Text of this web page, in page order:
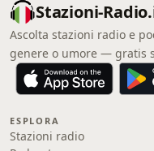
Stazioni-
Ascolta stazioni radio e
genere o umore — gratis
ESPLORA
Stazioni radio